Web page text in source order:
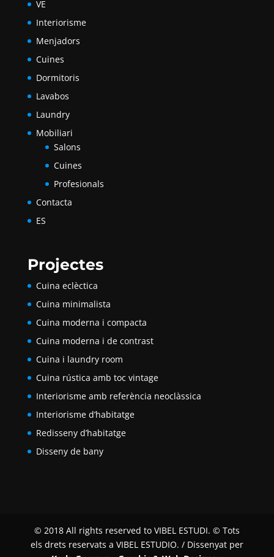
VE
Interiorisme
Menjadors
Cuines
Dormitoris
Lavabos
Laundry
Mobiliari
Salons
Cuines
Profesionals
Contacta
ES
Projectes
Cuina eclèctica
Cuina minimalista
Cuina moderna i compacta
Cuina moderna i de contrast
Cuina i laundry room
Cuina rústica amb toc vintage
Interiorisme amb referència neoclàssica
Interiorisme d’habitatge
Redisseny d’habitatge
Disseny de bany
© 2018 All rights reserved to VIBEL ESTUDI. © Tots
els drets reservats a VIBEL ESTUDIO. / Dissenyat per